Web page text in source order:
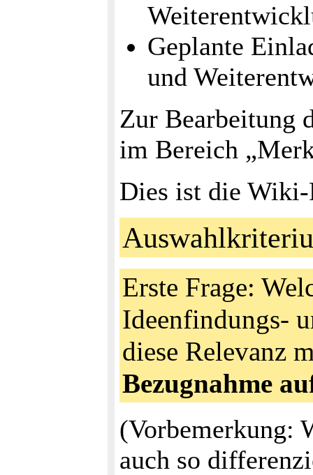
Geplante
und
Zur Bearbeitung
im Bereich
Dies ist die Wiki-
Erste Frage:
Ideenfindungs-
diese Relevanz
Bezugnahme
(Vorbemerkung:
auch so